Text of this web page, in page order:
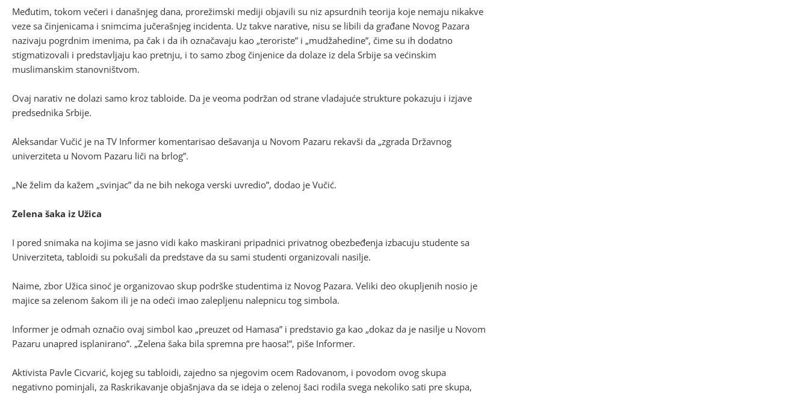
Međutim, tokom večeri i današnjeg dana, prorežimski mediji objavili su niz apsurdnih teorija koje nemaju nikakve
veze sa činjenicama i snimcima jučerašnjeg incidenta. Uz takve narative, nisu se libili da građane Novog Pazara
nazivaju pogrdnim imenima, pa čak i da ih označavaju kao „teroriste” i „mudžahedine”, čime su ih dodatno
stigmatizovali i predstavljaju kao pretnju, i to samo zbog činjenice da dolaze iz dela Srbije sa većinskim
muslimanskim stanovništvom.
Ovaj narativ ne dolazi samo kroz tabloide. Da je veoma podržan od strane vladajuće strukture pokazuju i izjave
predsednika Srbije.
Aleksandar Vučić je na TV Informer komentarisao dešavanja u Novom Pazaru rekavši da „zgrada Državnog
univerziteta u Novom Pazaru liči na brlog”.
„Ne želim da kažem „svinjac” da ne bih nekoga verski uvredio”, dodao je Vučić.
Zelena šaka iz Užica
I pored snimaka na kojima se jasno vidi kako maskirani pripadnici privatnog obezbeđenja izbacuju studente sa
Univerziteta, tabloidi su pokušali da predstave da su sami studenti organizovali nasilje.
Naime, zbor Užica sinoć je organizovao skup podrške studentima iz Novog Pazara. Veliki deo okupljenih nosio je
majice sa zelenom šakom ili je na odeći imao zalepljenu nalepnicu tog simbola.
Informer je odmah označio ovaj simbol kao „preuzet od Hamasa” i predstavio ga kao „dokaz da je nasilje u Novom
Pazaru unapred isplanirano”. „Zelena šaka bila spremna pre haosa!”, piše Informer.
Aktivista Pavle Cicvarić, kojeg su tabloidi, zajedno sa njegovim ocem Radovanom, i povodom ovog skupa
negativno pominjali, za Raskrikavanje objašnjava da se ideja o zelenoj šaci rodila svega nekoliko sati pre skupa,